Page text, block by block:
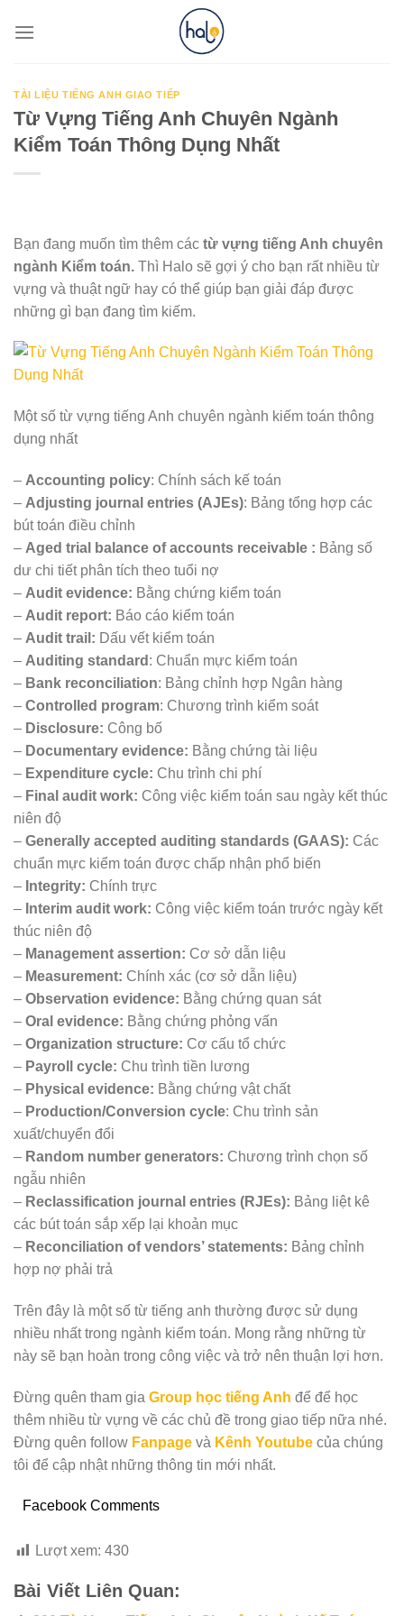
TÀI LIỆU TIẾNG ANH GIAO TIẾP
Từ Vựng Tiếng Anh Chuyên Ngành
Kiểm Toán Thông Dụng Nhất
Bạn đang muốn tìm thêm các từ vựng tiếng Anh chuyên
ngành Kiểm toán. Thì Halo sẽ gợi ý cho bạn rất nhiều từ
vựng và thuật ngữ hay có thể giúp bạn giải đáp được
những gì bạn đang tìm kiếm.
Một số từ vựng tiếng Anh chuyên ngành kiếm toán thông
dụng nhất
– Accounting policy: Chính sách kế toán
– Adjusting journal entries (AJEs): Bảng tổng hợp các
bút toán điều chỉnh
– Aged trial balance of accounts receivable : Bảng số
dư chi tiết phân tích theo tuổi nợ
– Audit evidence: Bằng chứng kiểm toán
– Audit report: Báo cáo kiểm toán
– Audit trail: Dấu vết kiểm toán
– Auditing standard : Chuẩn mực kiểm toán
– Bank reconciliation: Bảng chỉnh hợp Ngân hàng
– Controlled program: Chương trình kiểm soát
– Disclosure: Công bố
– Documentary evidence: Bằng chứng tài liệu
– Expenditure cycle: Chu trình chi phí
– Final audit work: Công việc kiểm toán sau ngày kết thúc
niên độ
– Generally accepted auditing standards (GAAS): Các
chuẩn mực kiểm toán được chấp nhận phổ biến
– Integrity: Chính trực
– Interim audit work: Công việc kiểm toán trước ngày kết
thúc niên độ
– Management assertion: Cơ sở dẫn liệu
– Measurement: Chính xác (cơ sở dẫn liệu)
– Observation evidence: Bằng chứng quan sát
– Oral evidence: Bằng chứng phỏng vấn
– Organization structure: Cơ cấu tổ chức
– Payroll cycle: Chu trình tiền lương
– Physical evidence: Bằng chứng vật chất
– Production/Conversion cycle: Chu trình sản
xuất/chuyển đổi
– Random number generators: Chương trình chọn số
ngẫu nhiên
– Reclassification journal entries (RJEs): Bảng liệt kê
các bút toán sắp xếp lại khoản mục
– Reconciliation of vendors’ statements: Bảng chỉnh
hợp nợ phải trả
Trên đây là một số từ tiếng anh thường được sử dụng
nhiều nhất trong ngành kiểm toán. Mong rằng những từ
này sẽ bạn hoàn trong công việc và trở nên thuận lợi hơn.
Đừng quên tham gia Group học tiếng Anh để để học
thêm nhiều từ vựng về các chủ đề trong giao tiếp nữa nhé.
Đừng quên follow Fanpage và Kênh Youtube của chúng
tôi để cập nhật những thông tin mới nhất.
Facebook Comments
Lượt xem: 430
Bài Viết Liên Quan: